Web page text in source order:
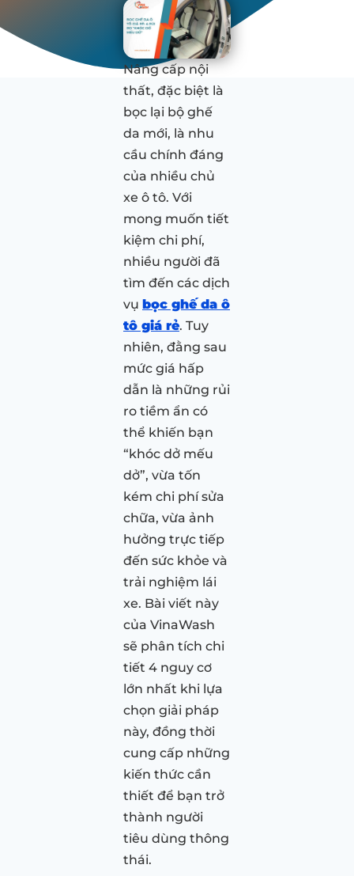
Nâng cấp nội
thất, đặc biệt là
bọc lại bộ ghế
da mới, là nhu
cầu chính đáng
của nhiều chủ
xe ô tô. Với
mong muốn tiết
kiệm chi phí,
nhiều người đã
tìm đến các dịch
vụ bọc ghế da ô
tô giá rẻ. Tuy
nhiên, đằng sau
mức giá hấp
dẫn là những rủi
ro tiềm ẩn có
thể khiến bạn
“khóc dở mếu
dở”, vừa tốn
kém chi phí sửa
chữa, vừa ảnh
hưởng trực tiếp
đến sức khỏe và
trải nghiệm lái
xe. Bài viết này
của VinaWash
sẽ phân tích chi
tiết 4 nguy cơ
lớn nhất khi lựa
chọn giải pháp
này, đồng thời
cung cấp những
kiến thức cần
thiết để bạn trở
thành người
tiêu dùng thông
thái.